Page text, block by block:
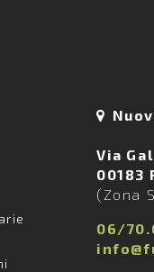
Via
00183
(Zona
06/